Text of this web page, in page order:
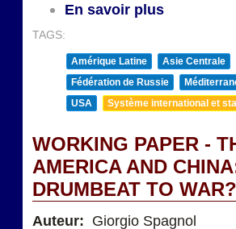
En savoir plus
TAGS:
Amérique Latine
Asie Centrale
Fédération de Russie
USA
Système international et
WORKING PAPER -
AMERICA AND
DRUMBEAT TO WAR?
Auteur: Giorgio Spagnol